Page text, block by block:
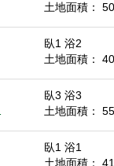
土地面積：
臥1 浴2
土地面積：
臥3 浴3
土地面積：
臥1 浴1
土地面積：